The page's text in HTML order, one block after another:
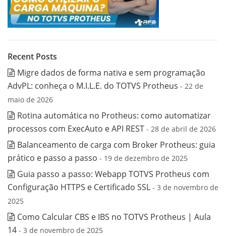
Recent Posts
Migre dados de forma nativa e sem programação
AdvPL: conheça o M.I.L.E. do TOTVS Protheus - 22 de
maio de 2026
Rotina automática no Protheus: como automatizar
processos com ExecAuto e API REST - 28 de abril de 2026
Balanceamento de carga com Broker Protheus: guia
prático e passo a passo - 19 de dezembro de 2025
Guia passo a passo: Webapp TOTVS Protheus com
Configuração HTTPS e Certificado SSL - 3 de novembro de
2025
Como Calcular CBS e IBS no TOTVS Protheus | Aula
14 - 3 de novembro de 2025